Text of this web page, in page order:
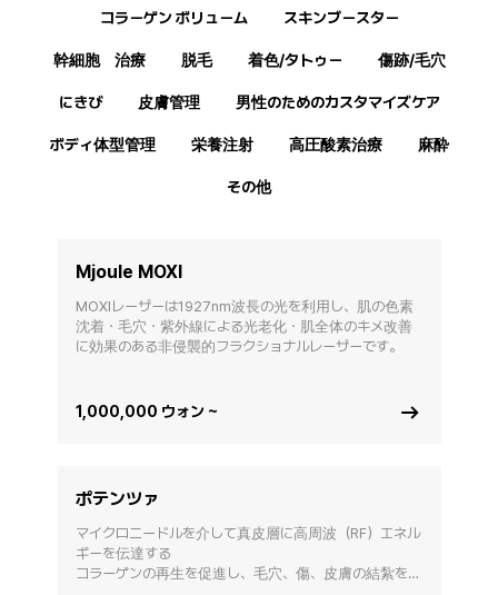
コラーゲン ボリューム スキンブースター
幹細胞 治療 脱毛 着色/タトゥー 傷跡/毛穴
にきび 皮膚管理 男性のためのカスタマイズケア
ボディ体型管理 栄養注射 高圧酸素治療 麻酔
その他
Mjoule MOXI
MOXIレーザーは1927nm波長の光を利用し、肌の色素
沈着・毛穴・紫外線による光老化・肌全体のキメ改善
に効果のある非侵襲的フラクショナルレーザーです。
1,000,000 ウォン ~
ポテンツァ
マイクロニードルを介して真皮層に高周波（RF）エネル
ギーを伝達する
コラーゲンの再生を促進し、毛穴、傷、皮膚の結紮を改